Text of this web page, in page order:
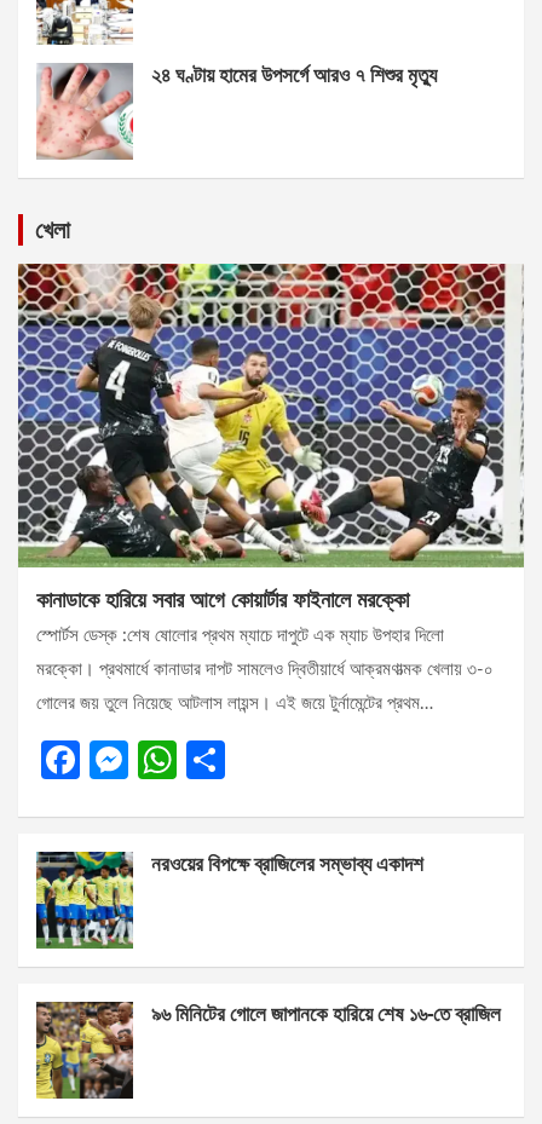
২৪ ঘণ্টায় হামের উপসর্গে আরও ৭ শিশুর মৃত্যু
খেলা
কানাডাকে হারিয়ে সবার আগে কোয়ার্টার ফাইনালে মরক্কো
স্পোর্টস ডেস্ক :শেষ ষোলোর প্রথম ম্যাচে দাপুটে এক ম্যাচ উপহার দিলো
মরক্কো। প্রথমার্ধে কানাডার দাপট সামলেও দ্বিতীয়ার্ধে আক্রমণাত্মক খেলায় ৩-০
গোলের জয় তুলে নিয়েছে আটলাস লায়ন্স। এই জয়ে টুর্নামেন্টের প্রথম…
F
b
o
o
k
M
n
g
er
W
s
p
e
নরওয়ের বিপক্ষে ব্রাজিলের সম্ভাব্য একাদশ
৯৬ মিনিটের গোলে জাপানকে হারিয়ে শেষ ১৬-তে ব্রাজিল